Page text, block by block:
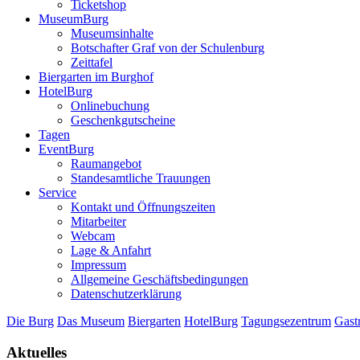
Ticketshop
MuseumBurg
Museumsinhalte
Botschafter Graf von der Schulenburg
Zeittafel
Biergarten im Burghof
HotelBurg
Onlinebuchung
Geschenkgutscheine
Tagen
EventBurg
Raumangebot
Standesamtliche Trauungen
Service
Kontakt und Öffnungszeiten
Mitarbeiter
Webcam
Lage & Anfahrt
Impressum
Allgemeine Geschäftsbedingungen
Datenschutzerklärung
Die Burg Das Museum Biergarten HotelBurg Tagungsezentrum
Aktuelles